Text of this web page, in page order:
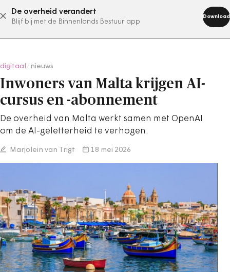
De overheid verandert
Blijf bij met de Binnenlands Bestuur app
Download
abonneer nu
digitaal nieuws
Inwoners van Malta krijgen AI-
cursus en -abonnement
De overheid van Malta werkt samen met OpenAI
om de AI-geletterheid te verhogen.
Marjolein van Trigt 18 mei 2026